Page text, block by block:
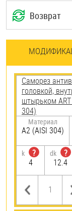
Возврат
Саморез
головкой,
штырьком
304)
Материал
А2 (AISI 304)
k
?
4
dk
?
12.4